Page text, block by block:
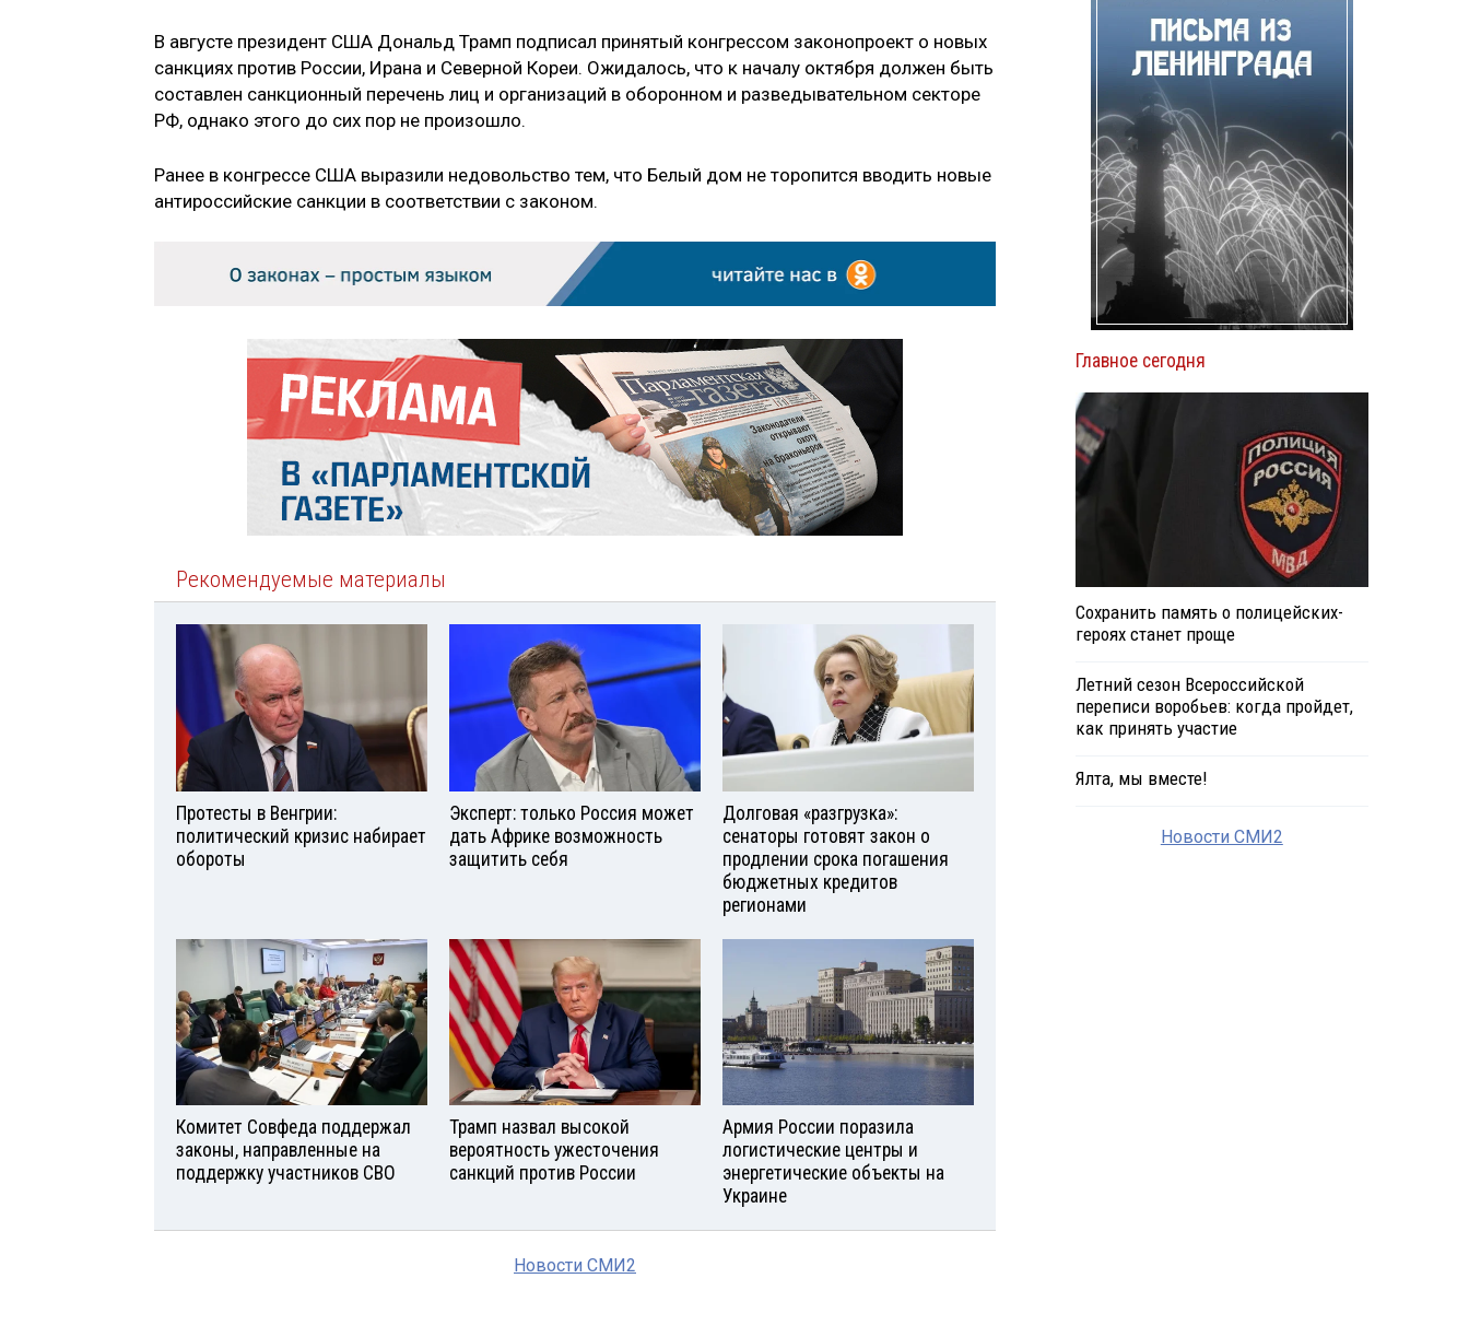
В августе президент США Дональд Трамп подписал принятый конгрессом законопроект о новых
санкциях против России, Ирана и Северной Кореи. Ожидалось, что к началу октября должен быть
составлен санкционный перечень лиц и организаций в оборонном и разведывательном секторе
РФ, однако этого до сих пор не произошло.
Ранее в конгрессе США выразили недовольство тем, что Белый дом не торопится вводить новые
антироссийские санкции в соответствии с законом.
Рекомендуемые материалы
Протесты в Венгрии:
политический кризис набирает
обороты
Эксперт: только Россия может
дать Африке возможность
защитить себя
Долговая «разгрузка»:
сенаторы готовят закон о
продлении срока погашения
бюджетных кредитов
регионами
Комитет Совфеда поддержал
законы, направленные на
поддержку участников СВО
Трамп назвал высокой
вероятность ужесточения
санкций против России
Армия России поразила
логистические центры и
энергетические объекты на
Украине
Новости СМИ2
Главное сегодня
Сохранить память о полицейских-
героях станет проще
Летний сезон Всероссийской
переписи воробьев: когда пройдет,
как принять участие
Ялта, мы вместе!
Новости СМИ2